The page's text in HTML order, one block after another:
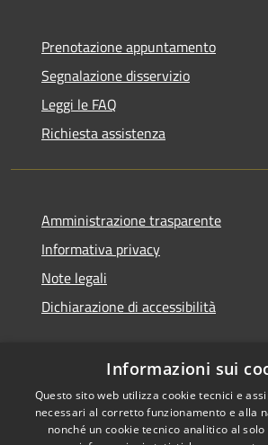
Prenotazione appuntamento
Segnalazione disservizio
Leggi le FAQ
Richiesta assistenza
Amministrazione trasparente
Informativa privacy
Note legali
Dichiarazione di accessibilità
RSS
Accessibilità
Privacy
Informazioni sui
Questo sito web utilizza cookie tecnici e
necessari al corretto funzionamento e alla
nonché un cookie tecnico analitico al